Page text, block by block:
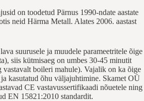
on toodetud Pärnus 1990-ndate aastate
neid Härma Metall. Alates 2006. aastast
suurusele ja muudele parameetritele õige
siis kütmisaeg on umbes 30-45 minutit
vastavalt boileri mahule). Vajalik on ka õige
kasutatud õhu väljajuhtimine. Skamet OÜ
CE vastavussertifikaadi nõuetele ning
EN 15821:2010 standardit.